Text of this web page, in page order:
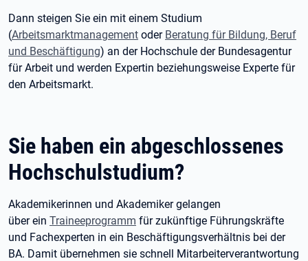
Dann steigen Sie ein mit einem Studium
(Arbeitsmarktmanagement oder Beratung für Bildung, Beruf
und Beschäftigung) an der Hochschule der Bundesagentur
für Arbeit und werden Expertin beziehungsweise Experte für
den Arbeitsmarkt.
Sie haben ein abgeschlossenes
Hochschulstudium?
Akademikerinnen und Akademiker gelangen
über ein Traineeprogramm für zukünftige Führungskräfte
und Fachexperten in ein Beschäftigungsverhältnis bei der
BA. Damit übernehmen sie schnell Mitarbeiterverantwortung